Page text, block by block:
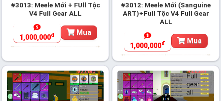
#3013: Meele Mới + FUll Tộc
V4 Full Gear ALL
1,000,000đ Mua
#3012: Meele Mới (Sanguine
ART)+Full Tộc V4 Full Gear
ALL
1,000,000đ Mua